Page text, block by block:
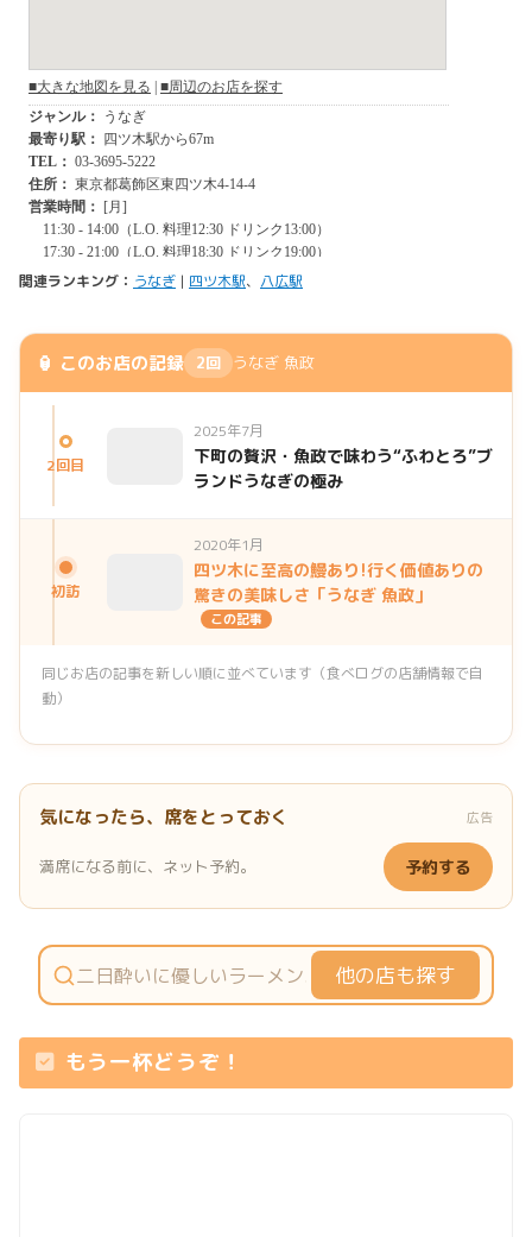
関連ランキング： うなぎ | 四ツ木駅、 八広駅
🏮 このお店の記録 2回 うなぎ 魚政
2回目
2025年7月
下町の贅沢・魚政で味わう“ふわとろ”ブ
ランドうなぎの極み
初訪
2020年1月
四ツ木に至高の鰻あり!行く価値ありの
驚きの美味しさ「うなぎ 魚政」
この記事
同じお店の記事を新しい順に並べています（食べログの店舗情報で自
動）
気になったら、席をとっておく 広告
満席になる前に、ネット予約。 予約する
他の店も探す
もう一杯どうぞ！